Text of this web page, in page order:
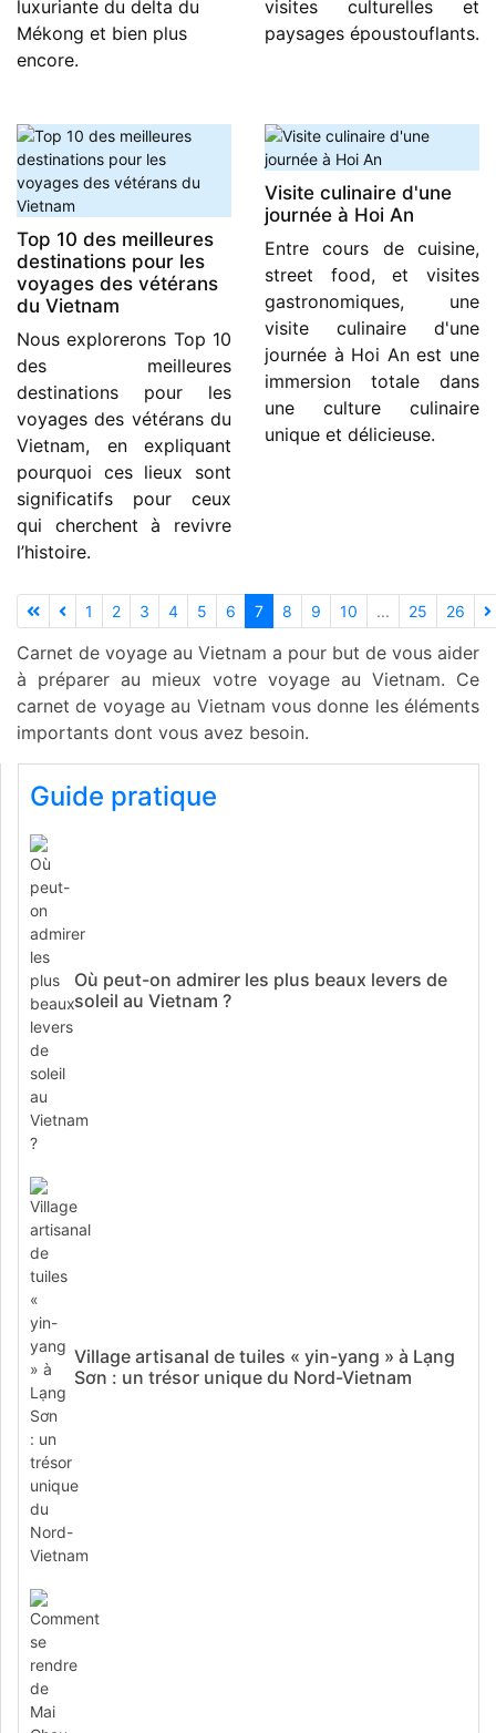
luxuriante du delta du
Mékong et bien plus
encore.
visites culturelles et
paysages époustouflants.
Top 10 des meilleures
destinations pour les
voyages des vétérans
du Vietnam
Nous explorerons Top 10
des meilleures
destinations pour les
voyages des vétérans du
Vietnam, en expliquant
pourquoi ces lieux sont
significatifs pour ceux
qui cherchent à revivre
l’histoire.
Visite culinaire d'une
journée à Hoi An
Entre cours de cuisine,
street food, et visites
gastronomiques, une
visite culinaire d'une
journée à Hoi An est une
immersion totale dans
une culture culinaire
unique et délicieuse.
1 2 3 4 5 6 7 8 9 10 ... 25 26
Carnet de voyage au Vietnam a pour but de vous aider
à préparer au mieux votre voyage au Vietnam. Ce
carnet de voyage au Vietnam vous donne les éléments
importants dont vous avez besoin.
Guide pratique
Où peut-on admirer les plus beaux levers de
soleil au Vietnam ?
Village artisanal de tuiles « yin-yang » à Lạng
Sơn : un trésor unique du Nord-Vietnam